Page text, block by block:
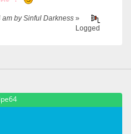
am by Sinful Darkness »
Logged